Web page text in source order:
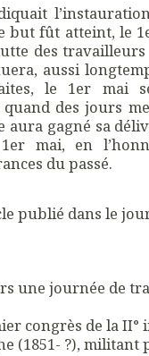
but fût atteint, le
des
aussi
le 1er mai
des jours
gagné sa
mai, en
du passé.
publié dans le
une journée de
congrès de la
(1851- ?),